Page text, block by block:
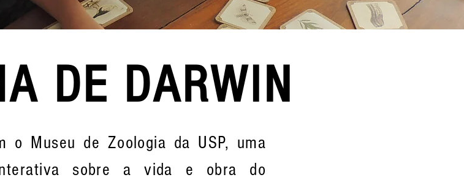
DE DARWIN
o Museu de Zoologia da USP, uma
sobre a vida e obra do